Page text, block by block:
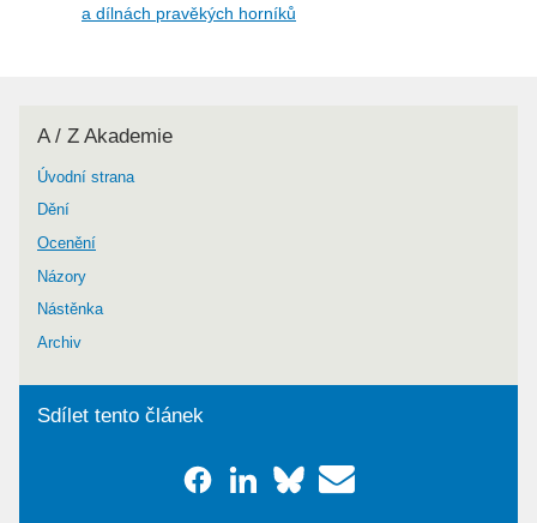
a dílnách pravěkých horníků
A / Z Akademie
Úvodní strana
Dění
Ocenění
Názory
Nástěnka
Archiv
Sdílet tento článek